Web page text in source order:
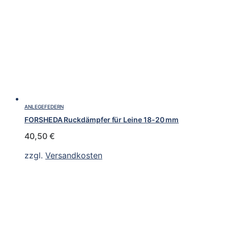
ANLEGEFEDERN
FORSHEDA Ruckdämpfer für Leine 18-20 mm
40,50 €
zzgl. Versandkosten